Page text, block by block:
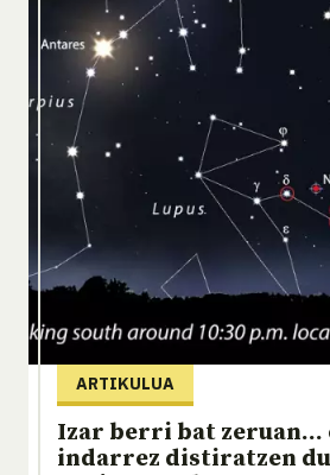
ARTIKULUA
Izar berri bat zeruan...
indarrez distiratzen